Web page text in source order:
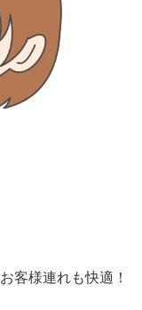
客様連れも快適！